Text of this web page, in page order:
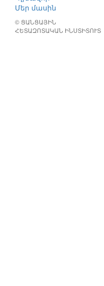
Մեր մասին
© ՑԱՆՑԱՅԻՆ
ՀԵՏԱԶՈՏԱԿԱՆ ԻՆՍՏԻՏՈՒՏ